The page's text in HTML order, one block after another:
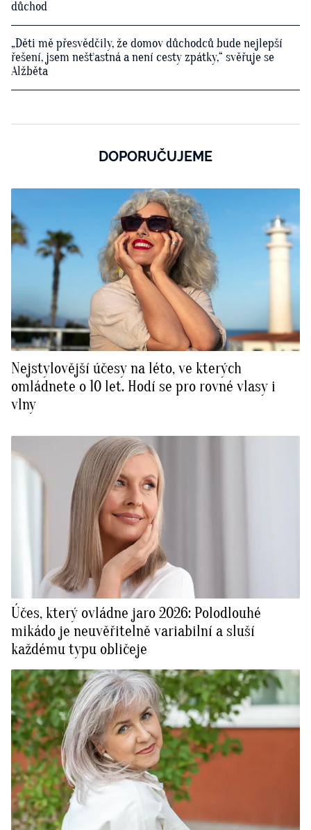
důchod
„Děti mě přesvědčily, že domov důchodců bude nejlepší
řešení, jsem nešťastná a není cesty zpátky,“ svěřuje se
Alžběta
DOPORUČUJEME
Nejstylovější účesy na léto, ve kterých
omládnete o 10 let. Hodí se pro rovné vlasy i
vlny
Účes, který ovládne jaro 2026: Polodlouhé
mikádo je neuvěřitelně variabilní a sluší
každému typu obličeje